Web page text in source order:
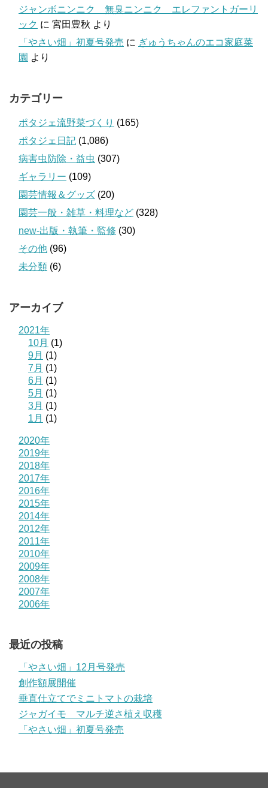
ジャンボニンニク 無臭ニンニク エレファントガーリ
ック に 宮田豊秋 より
「やさい畑」初夏号発売 に ぎゅうちゃんのエコ家庭菜
園 より
カテゴリー
ポタジェ流野菜づくり (165)
ポタジェ日記 (1,086)
病害虫防除・益虫 (307)
ギャラリー (109)
園芸情報＆グッズ (20)
園芸一般・雑草・料理など (328)
new-出版・執筆・監修 (30)
その他 (96)
未分類 (6)
アーカイブ
2021年
10月 (1)
9月 (1)
7月 (1)
6月 (1)
5月 (1)
3月 (1)
1月 (1)
2020年
2019年
2018年
2017年
2016年
2015年
2014年
2012年
2011年
2010年
2009年
2008年
2007年
2006年
最近の投稿
「やさい畑」12月号発売
創作額展開催
垂直仕立てでミニトマトの栽培
ジャガイモ マルチ逆さ植え収穫
「やさい畑」初夏号発売